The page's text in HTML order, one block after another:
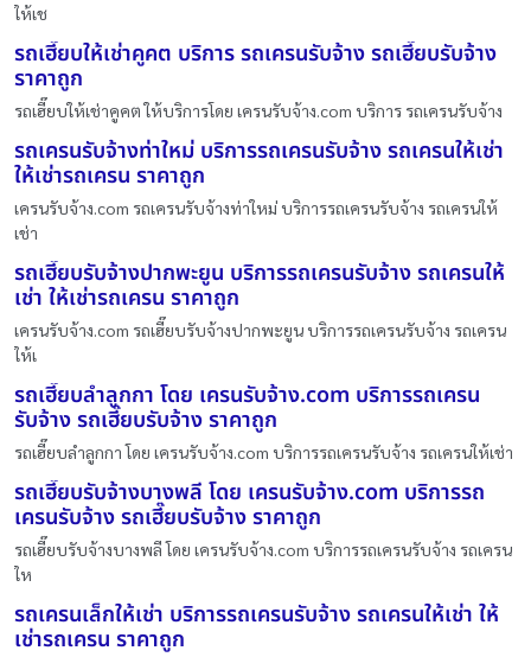
ให้เช
รถเฮี๊ยบให้เช่าคูคต บริการ รถเครนรับจ้าง รถเฮี๊ยบรับจ้าง
ราคาถูก
รถเฮี๊ยบให้เช่าคูคต ให้บริการโดย เครนรับจ้าง.com บริการ รถเครนรับจ้าง
รถเครนรับจ้างท่าใหม่ บริการรถเครนรับจ้าง รถเครนให้เช่า
ให้เช่ารถเครน ราคาถูก
เครนรับจ้าง.com รถเครนรับจ้างท่าใหม่ บริการรถเครนรับจ้าง รถเครนให้
เช่า
รถเฮี๊ยบรับจ้างปากพะยูน บริการรถเครนรับจ้าง รถเครนให้
เช่า ให้เช่ารถเครน ราคาถูก
เครนรับจ้าง.com รถเฮี๊ยบรับจ้างปากพะยูน บริการรถเครนรับจ้าง รถเครน
ให้เ
รถเฮี๊ยบลำลูกกา โดย เครนรับจ้าง.com บริการรถเครน
รับจ้าง รถเฮี๊ยบรับจ้าง ราคาถูก
รถเฮี๊ยบลำลูกกา โดย เครนรับจ้าง.com บริการรถเครนรับจ้าง รถเครนให้เช่า
รถเฮี๊ยบรับจ้างบางพลี โดย เครนรับจ้าง.com บริการรถ
เครนรับจ้าง รถเฮี๊ยบรับจ้าง ราคาถูก
รถเฮี๊ยบรับจ้างบางพลี โดย เครนรับจ้าง.com บริการรถเครนรับจ้าง รถเครน
ให
รถเครนเล็กให้เช่า บริการรถเครนรับจ้าง รถเครนให้เช่า ให้
เช่ารถเครน ราคาถูก